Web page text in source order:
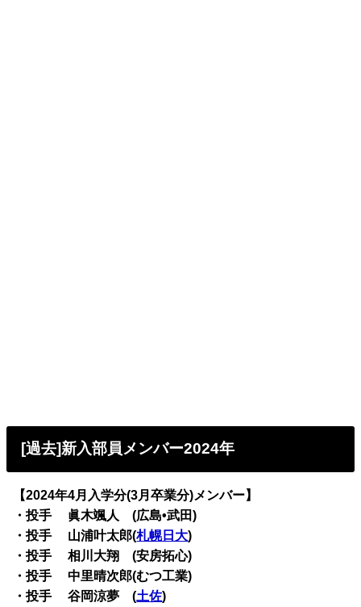
[過去]新入部員メンバー2024年
【2024年4月入学分(3月卒業分)メンバー】
・投手 眞木颯人 (広島•武田)
・投手 山浦叶太郎(札幌日大)
・投手 相川大翔 (安房拓心)
・投手 中里晴次郎(むつ工業)
・投手 谷岡涼夢 (土佐)